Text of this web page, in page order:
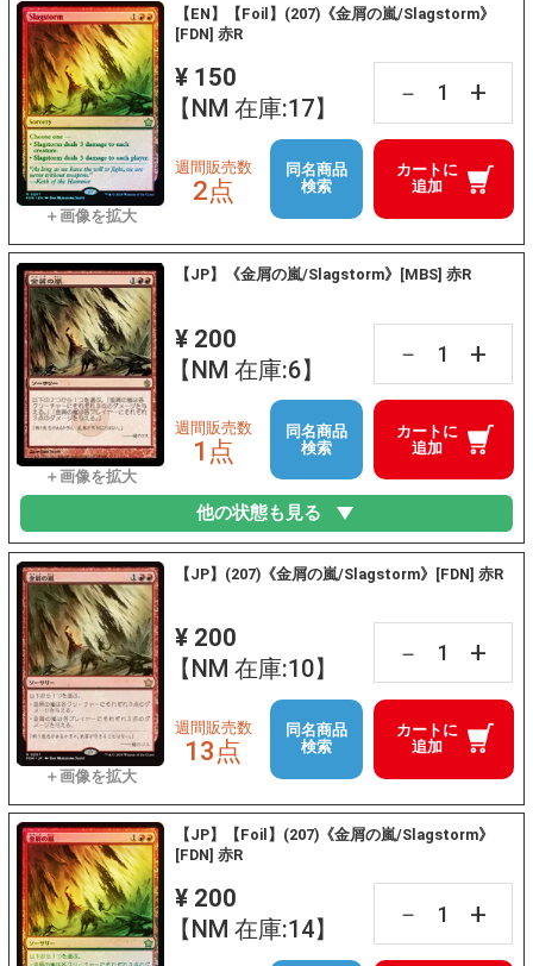
【EN】【Foil】(207)《金屑の嵐/Slagstorm》
[FDN] 赤R
¥ 150
【NM 在庫:17】
－ +
カートに
追加
週間販売数
2点
同名商品
検索
【JP】《金屑の嵐/Slagstorm》[MBS] 赤R
¥ 200
【NM 在庫:6】
－ +
カートに
追加
週間販売数
1点
同名商品
検索
他の状態も見る
【JP】(207)《金屑の嵐/Slagstorm》[FDN] 赤R
¥ 200
【NM 在庫:10】
－ +
カートに
追加
週間販売数
13点
同名商品
検索
【JP】【Foil】(207)《金屑の嵐/Slagstorm》
[FDN] 赤R
¥ 200
【NM 在庫:14】
－ +